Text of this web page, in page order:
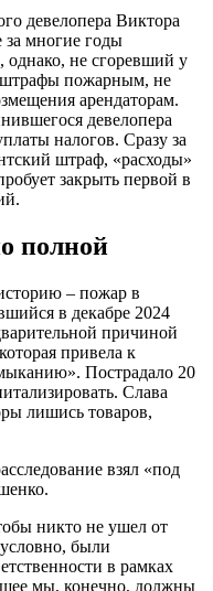
девелопера Виктора
за многие годы
однако, не сгоревший у
штрафы пожарным, не
арендаторам.
девелопера
налогов. Сразу за
штраф, «расходы»
закрыть первой в
полной
– пожар в
в декабре 2024
причиной
привела к
Пострадало 20
Слава
лишись товаров,
взял «под
никто не ушел от
были
в рамках
мы, конечно, должны